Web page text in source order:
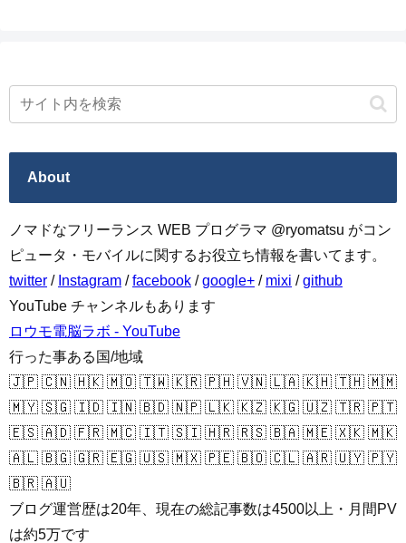
About
ノマドなフリーランス WEB プログラマ @ryomatsu がコン
ピュータ・モバイルに関するお役立ち情報を書いてます。
twitter / Instagram /facebook /google+ / mixi /github
YouTube チャンネルもあります
ロウモ電脳ラボ - YouTube
行った事ある国/地域
🇯🇵 🇨🇳 🇭🇰 🇲🇴 🇹🇼 🇰🇷 🇵🇭 🇻🇳 🇱🇦 🇰🇭 🇹🇭 🇲🇲
🇲🇾 🇸🇬 🇮🇩 🇮🇳 🇧🇩 🇳🇵 🇱🇰 🇰🇿 🇰🇬 🇺🇿 🇹🇷 🇵🇹
🇪🇸 🇦🇩 🇫🇷 🇲🇨 🇮🇹 🇸🇮 🇭🇷 🇷🇸 🇧🇦 🇲🇪 🇽🇰 🇲🇰
🇦🇱 🇧🇬 🇬🇷 🇪🇬 🇺🇸 🇲🇽 🇵🇪 🇧🇴 🇨🇱 🇦🇷 🇺🇾 🇵🇾
🇧🇷 🇦🇺
ブログ運営歴は20年、現在の総記事数は4500以上・月間PV
は約5万です